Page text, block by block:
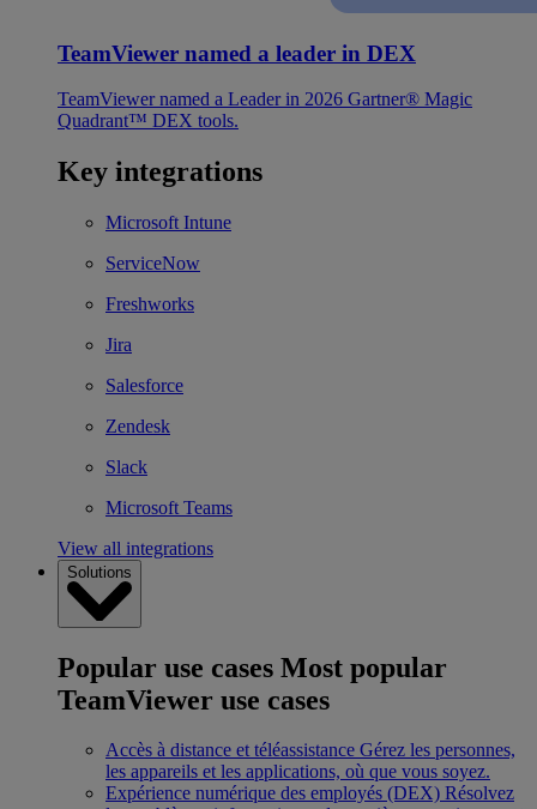
TeamViewer named a leader in DEX
TeamViewer named a Leader in 2026 Gartner® Magic
Quadrant™ DEX tools.
Key integrations
Microsoft Intune
ServiceNow
Freshworks
Jira
Salesforce
Zendesk
Slack
Microsoft Teams
View all integrations
Solutions
Popular use cases Most popular
TeamViewer use cases
Accès à distance et téléassistance Gérez les personnes,
les appareils et les applications, où que vous soyez.
Expérience numérique des employés (DEX) Résolvez